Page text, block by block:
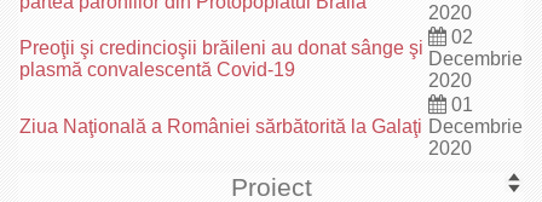
2020
Preoţii şi credincioşii brăileni au donat sânge şi
plasmă convalescentă Covid-19
02
Decembrie
2020
Ziua Naţională a României sărbătorită la Galaţi
01
Decembrie
2020
Proiect